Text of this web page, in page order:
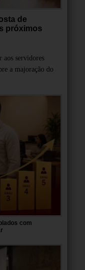
de
próximos
aos servidores
a majoração do
com